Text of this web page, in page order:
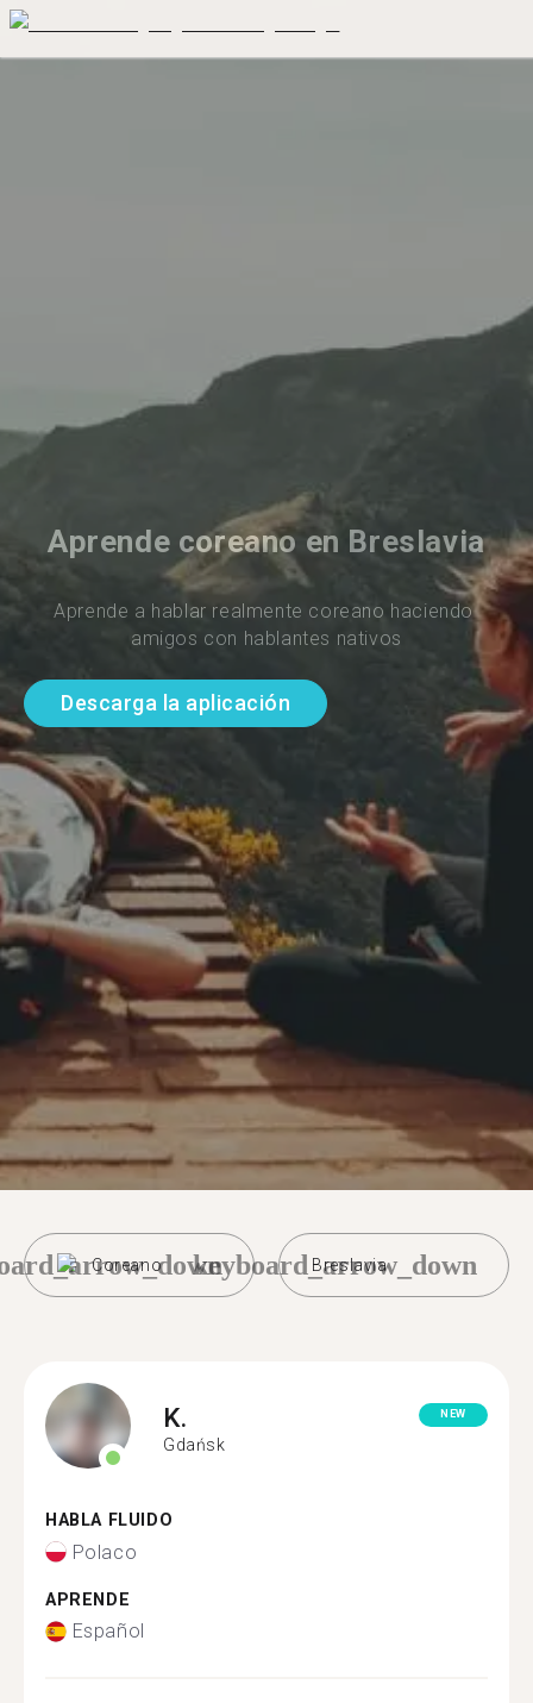
Aprende coreano en Breslavia
Aprende a hablar realmente coreano haciendo
amigos con hablantes nativos
Descarga la aplicación
Coreano Breslavia
keyboard_arrow_down
K.
Gdańsk
NEW
HABLA FLUIDO
Polaco
APRENDE
Español